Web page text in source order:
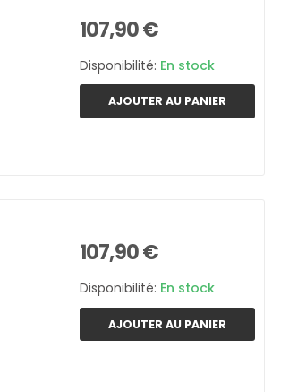
107,90 €
Disponibilité: En stock
AJOUTER AU PANIER
107,90 €
Disponibilité: En stock
AJOUTER AU PANIER